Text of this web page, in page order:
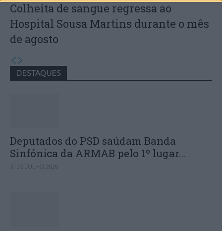
Colheita de sangue regressa ao
Hospital Sousa Martins durante o mês
de agosto
DESTAQUES
Deputados do PSD saúdam Banda
Sinfónica da ARMAB pelo 1º lugar...
31 DE JULHO, 2026